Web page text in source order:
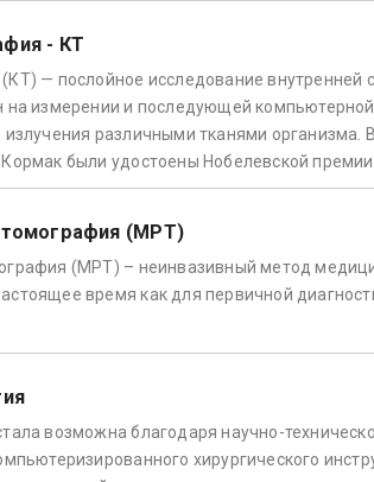
- КТ
— послойное исследование внутренней
измерении и последующей компьютерной
излучения различными тканями организма.
были удостоены Нобелевской премии
томография (МРТ)
(МРТ) – неинвазивный метод
время как для первичной
возможна благодаря научно-
хирургического